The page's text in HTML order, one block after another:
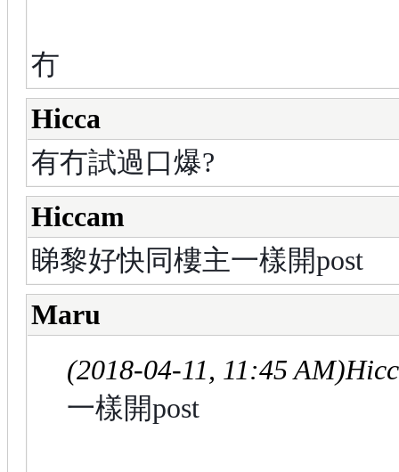
冇
Hicca
有冇試過口爆?
Hiccam
睇黎好快同樓主一樣開post
Maru
(2018-04-11, 11:45 AM)
一樣開post